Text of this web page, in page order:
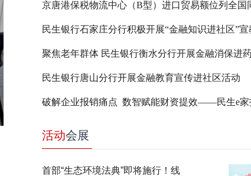
民生银行石家庄分行积极开展“金融知识进社区”宣
聚焦老年群体 民生银行衡水分行开展金融消保进
民生银行唐山分行开展金融教育宣传进社区活动
活动会展
首部“生态环境法典”即将施行！线